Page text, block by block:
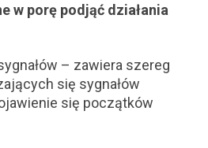
w porę podjąć działania
– zawiera szereg
się sygnałów
się początków